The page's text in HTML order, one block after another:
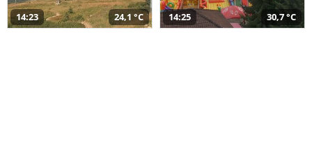
14:23 24,1 °C 14:25 30,7 °C